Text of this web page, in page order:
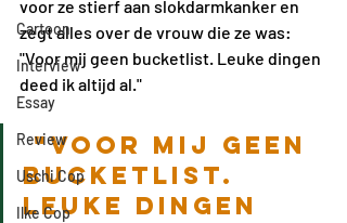
Cartoon
Interview
Essay
Review
Uschi Cop
Ilke Cop
voor ze stierf aan slokdarmkanker en
zegt alles over de vrouw die ze was:
"Voor mij geen bucketlist. Leuke dingen
deed ik altijd al."
"Voor mij geen
bucketlist.
Leuke dingen